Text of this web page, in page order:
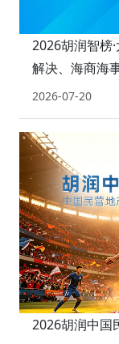
2026胡润智榜
解决、海商海事
2026-07-20
2026胡润中国